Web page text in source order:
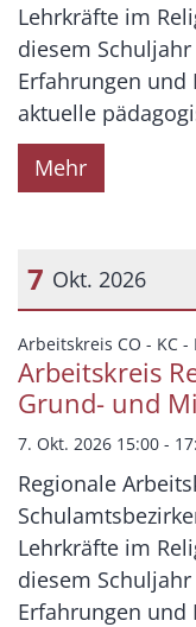
Lehrkräfte im
diesem
Erfahrungen und
aktuelle
Mehr
7 Okt. 2026
Datum: 7. Oktober
Arbeitskreis CO - KC -
Arbeitskreis
Grund- und
7. Okt. 2026 15:00 -
Regionale
Lehrkräfte im
diesem
Erfahrungen und